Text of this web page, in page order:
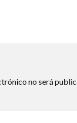
no será